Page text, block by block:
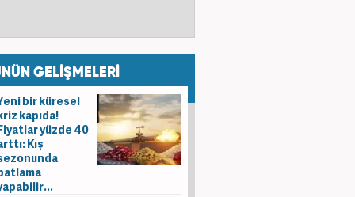
GELİŞMELERİ
bir küresel
kapıda!
yüzde 40
Kış